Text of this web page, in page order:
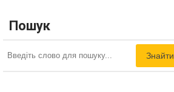
Пошук
Знайти